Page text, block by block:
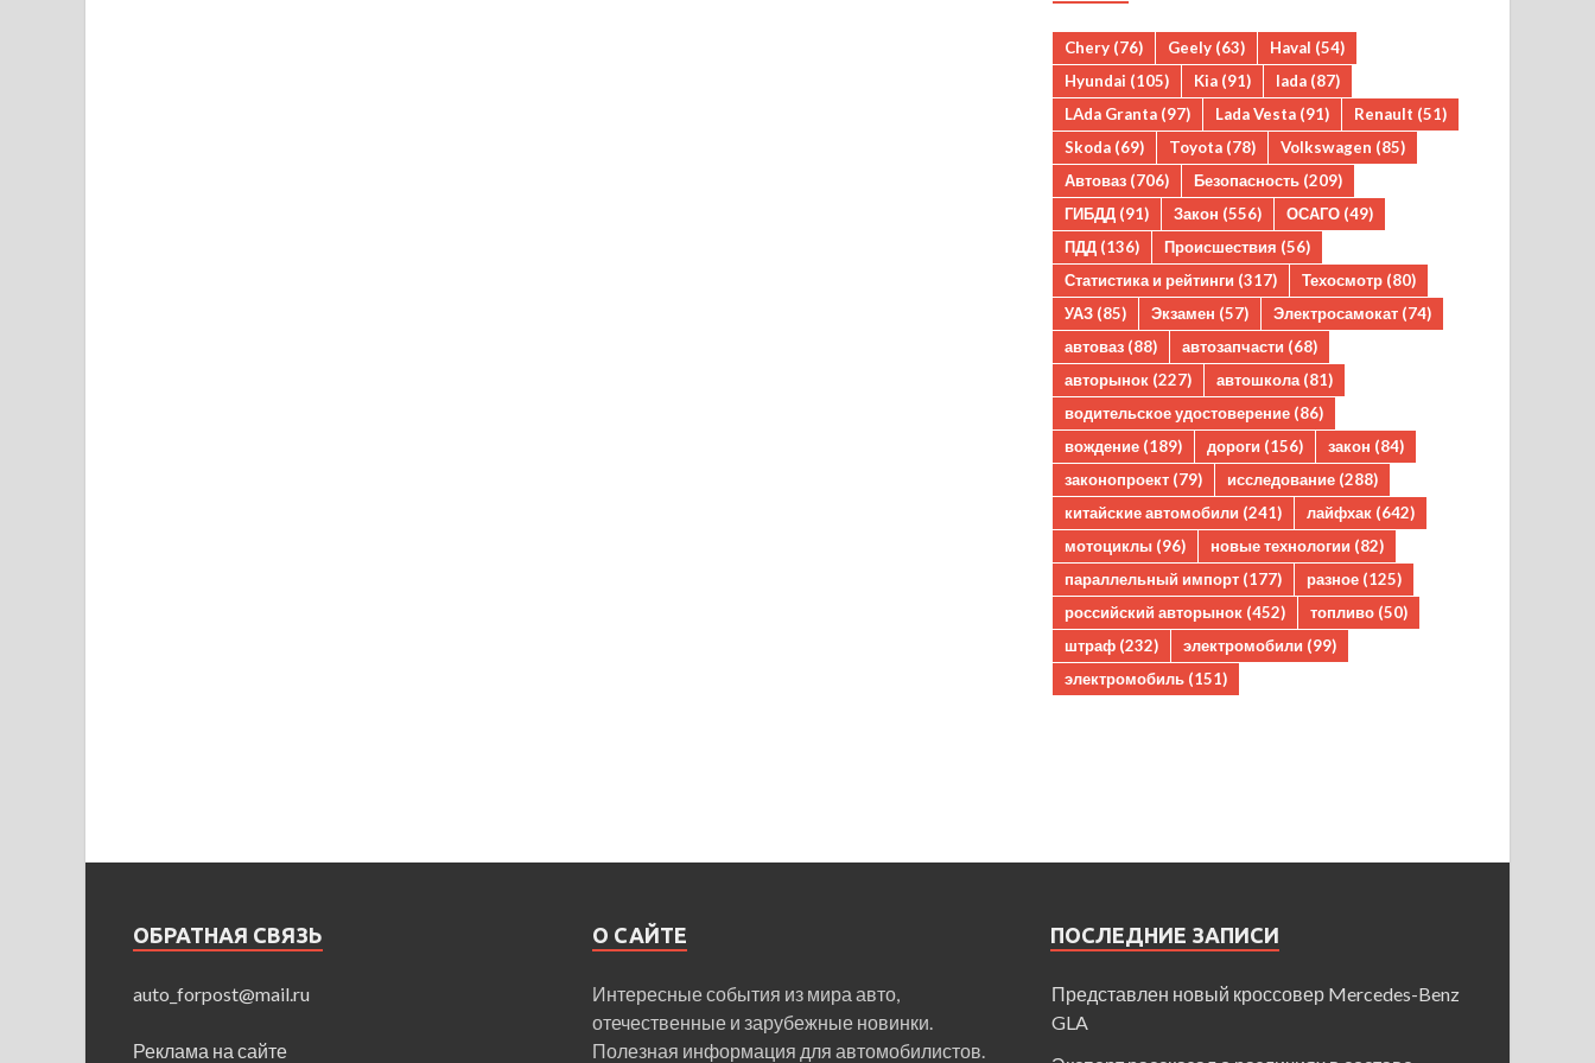
Chery (76) Geely (63) Haval (54)
Hyundai (105) Kia (91) lada (87)
LAda Granta (97) Lada Vesta (91) Renault (51)
Skoda (69) Toyota (78) Volkswagen (85)
Автоваз (706) Безопасность (209)
ГИБДД (91) Закон (556) ОСАГО (49)
ПДД (136) Происшествия (56)
Статистика и рейтинги (317) Техосмотр (80)
УАЗ (85) Экзамен (57) Электросамокат (74)
автоваз (88) автозапчасти (68)
авторынок (227) автошкола (81)
водительское удостоверение (86)
вождение (189) дороги (156) закон (84)
законопроект (79) исследование (288)
китайские автомобили (241) лайфхак (642)
мотоциклы (96) новые технологии (82)
параллельный импорт (177) разное (125)
российский авторынок (452) топливо (50)
штраф (232) электромобили (99)
электромобиль (151)
ОБРАТНАЯ СВЯЗЬ
auto_forpost@mail.ru
Реклама на сайте
О САЙТЕ
Интересные события из мира авто,
отечественные и зарубежные новинки.
Полезная информация для автомобилистов.
ПОСЛЕДНИЕ ЗАПИСИ
Представлен новый кроссовер Mercedes-Benz
GLA